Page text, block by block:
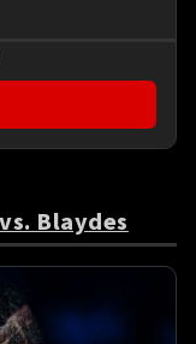
Blaydes